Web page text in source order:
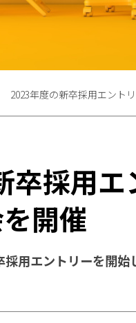
2023年度の新卒採用エント
卒採用
開催
用エントリーを開